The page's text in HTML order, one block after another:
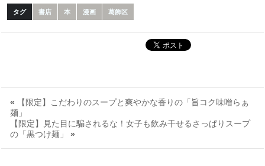
タグ 書店 本 漫画 葛飾区
« 【限定】こだわりのスープと爽やかな香りの「旨コク味噌らぁ
麺」
【限定】見た目に騙されるな！女子も飲み干せるさっぱりスープ
の「黒つけ麺」 »